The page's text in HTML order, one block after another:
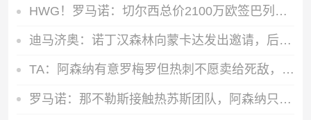
HWG！罗马诺：切尔西总价2100万欧签巴列卡诺28岁左后卫查瓦里亚
迪马济奥：诺丁汉森林向蒙卡达发出邀请，后者可能前往英超发展
TA：阿森纳有意罗梅罗但热刺不愿卖给死敌，马竞国米是最可能下家
罗马诺：那不勒斯接触热苏斯团队，阿森纳只接受永久转会